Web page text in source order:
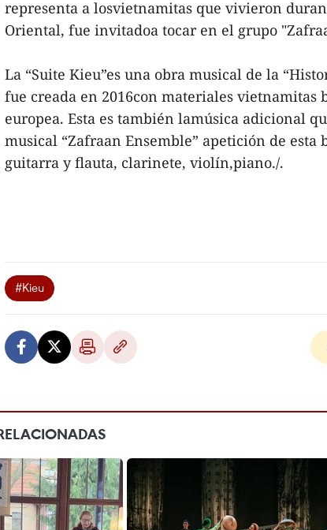
representa a losvietnamitas que vivieron
Oriental, fue invitadoa tocar en el grupo
La “Suite Kieu”es una obra musical de la
fue creada en 2016con materiales vietnamitas
europea. Esta es también lamúsica adicional
musical “Zafraan Ensemble” apetición de esta
guitarra y flauta, clarinete, violín,piano./.
#Kieu